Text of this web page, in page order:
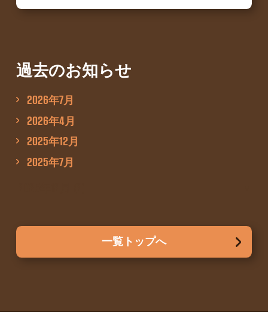
過去のお知らせ
2026年7月
2026年4月
2025年12月
2025年7月
一覧トップへ